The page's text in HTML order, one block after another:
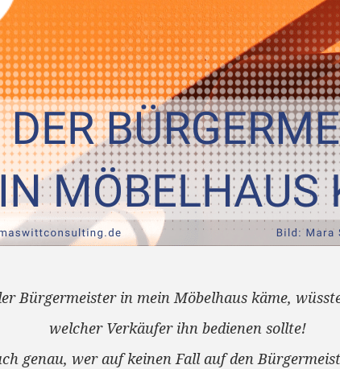
Bürgermeister in mein Möbelhaus käme,
welcher Verkäufer ihn bedienen sollte!
genau, wer auf keinen Fall auf den